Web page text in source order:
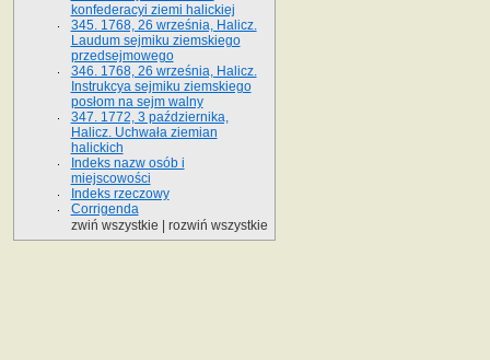
konfederacyi ziemi halickiej
345. 1768, 26 września, Halicz.
Laudum sejmiku ziemskiego
przedsejmowego
346. 1768, 26 września, Halicz.
Instrukcya sejmiku ziemskiego
posłom na sejm walny
347. 1772, 3 października,
Halicz. Uchwała ziemian
halickich
Indeks nazw osób i
miejscowości
Indeks rzeczowy
Corrigenda
zwiń wszystkie
rozwiń wszystkie